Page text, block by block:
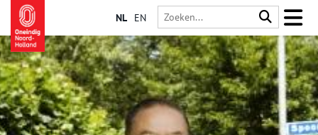
NL EN